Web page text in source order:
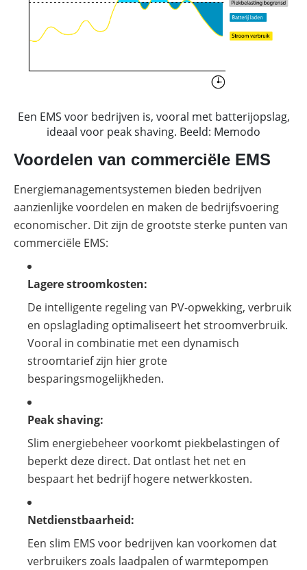
Een EMS voor bedrijven is, vooral met batterijopslag,
ideaal voor peak shaving. Beeld: Memodo
Voordelen van commerciële EMS
Energiemanagementsystemen bieden bedrijven
aanzienlijke voordelen en maken de bedrijfsvoering
economischer. Dit zijn de grootste sterke punten van
commerciële EMS:
Lagere stroomkosten:
De intelligente regeling van PV-opwekking, verbruik
en opslaglading optimaliseert het stroomverbruik.
Vooral in combinatie met een dynamisch
stroomtarief zijn hier grote
besparingsmogelijkheden.
Peak shaving:
Slim energiebeheer voorkomt piekbelastingen of
beperkt deze direct. Dat ontlast het net en
bespaart het bedrijf hogere netwerkkosten.
Netdienstbaarheid:
Een slim EMS voor bedrijven kan voorkomen dat
verbruikers zoals laadpalen of warmtepompen